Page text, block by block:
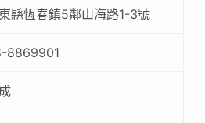
縣恆春鎮5鄰山海路1-3號
8869901